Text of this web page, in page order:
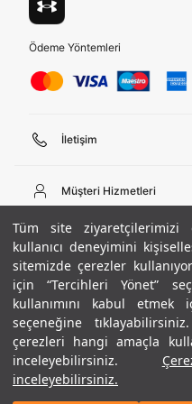
Tüm site ziyaretçilerimizi
kullanıcı deneyimini
sitemizde çerezler
için “Tercihleri Yönet”
kullanımını kabul
seçeneğine
çerezleri hangi amaçla
inceleyebilirsiniz.
inceleyebilirsiniz.
Ödeme Yöntemleri
İletişim
444 02 00
Pazartesi - Cuma 09:00 -
E-posta
bilgi@underarmour.com
Müşteri Hizmetleri
Sipariş Sorgulama
Bize Ulaşın
Teslimat Bilgileri
İşlem Rehberi
İade ve Değişimler
Sıkça Sorulan Sorular
Beden Rehberi
Site Haritası
Hakkımızda
Ticari Bilgiler
Hükümler ve Koşullar
Gizlilik Politikası
Çerez Politikası
Kariyer
ETBİS
UA Sosyal Medya
Instagram
Facebook
Twitter
Popüler Kategoriler
Erkek Basketbol Ayakkabısı
Çocuk Basketbol